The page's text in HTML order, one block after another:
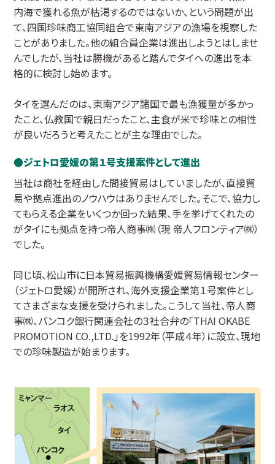
内海で獲れる魚が枯渇するのではないか、という問題が出
て、四国珍味商工協同組合で東南アジアの漁場を視察した
ことがありました。他の組合員企業は進出しようとはしませ
んでしたが、当社は勝機があると踏んでタイへの進出を本
格的に検討し始めます。
タイを選んだのは、東南アジア諸国で最も漁獲量が多かっ
たこと、仏教国で親日だったこと、主食が米で珍味との相性
が良いだろうと考えたことが主な理由でした。
ジェトロ愛媛の第１号支援案件として進出
当社は商社を経由した間接貿易はしていましたが、直接貿
易や拠点進出のノウハウはありませんでした。そこで、協力し
てもらえる企業をいくつか回った結果、手を挙げてくれたの
がタイにも拠点を持つ帝人商事㈱（現 帝人フロンティア㈱）
でした。
同じ頃、松山市に日本貿易振興機構愛媛貿易情報センター
（ジェトロ愛媛）が開所され、海外支援企業第１号案件とし
てさまざまな支援を受けられました。こうして当社、帝人商
事㈱、バンコク銀行関連会社の３社合弁の「THAI OKABE
PROMOTION CO.,LTD.」を1992年（平成４年）に設立、現地
での珍味製造が始まります。